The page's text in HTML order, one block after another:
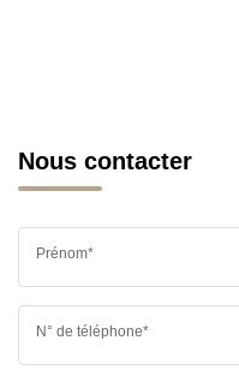
Nous contacter
Prénom*
N° de téléphone*